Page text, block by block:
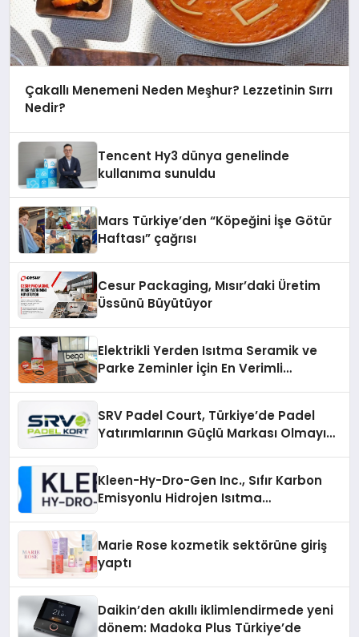
Çakallı Menemeni Neden Meşhur? Lezzetinin Sırrı
Nedir?
Tencent Hy3 dünya genelinde
kullanıma sunuldu
Mars Türkiye’den “Köpeğini İşe Götür
Haftası” çağrısı
Cesur Packaging, Mısır’daki Üretim
Üssünü Büyütüyor
Elektrikli Yerden Isıtma Seramik ve
Parke Zeminler İçin En Verimli
SRV Padel Court, Türkiye’de Padel
Yatırımlarının Güçlü Markası Olmayı
Kleen-Hy-Dro-Gen Inc., Sıfır Karbon
Emisyonlu Hidrojen Isıtma
Marie Rose kozmetik sektörüne giriş
yaptı
Daikin’den akıllı iklimlendirmede yeni
dönem: Madoka Plus Türkiye’de